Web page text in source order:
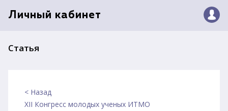
Личный кабинет
Статья
< Назад
XII Конгресс молодых ученых ИТМО